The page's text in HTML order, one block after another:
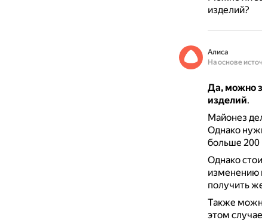
изделий?
Алиса
На основе
Да, можно
изделий.
Майонез
Однако
больше 200
Однако
изменению
получить
Также
этом